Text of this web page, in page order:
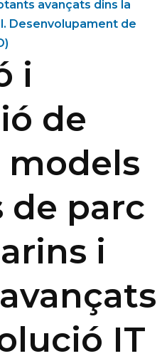
avançats dins la
Desenvolupament de
i
de
models
de parc
i
IT